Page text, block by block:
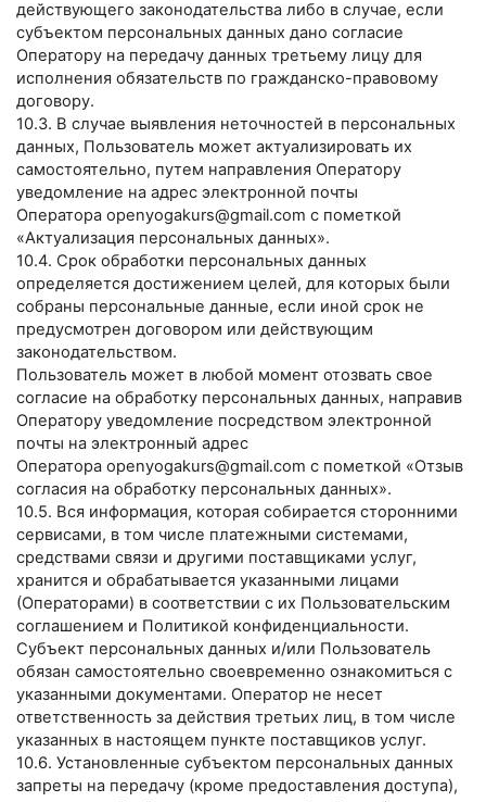
действующего законодательства либо в случае, если
субъектом персональных данных дано согласие
Оператору на передачу данных третьему лицу для
исполнения обязательств по гражданско-правовому
договору.
10.3. В случае выявления неточностей в персональных
данных, Пользователь может актуализировать их
самостоятельно, путем направления Оператору
уведомление на адрес электронной почты
Оператора openyogakurs@gmail.com с пометкой
«Актуализация персональных данных».
10.4. Срок обработки персональных данных
определяется достижением целей, для которых были
собраны персональные данные, если иной срок не
предусмотрен договором или действующим
законодательством.
Пользователь может в любой момент отозвать свое
согласие на обработку персональных данных, направив
Оператору уведомление посредством электронной
почты на электронный адрес
Оператора openyogakurs@gmail.com с пометкой «Отзыв
согласия на обработку персональных данных».
10.5. Вся информация, которая собирается сторонними
сервисами, в том числе платежными системами,
средствами связи и другими поставщиками услуг,
хранится и обрабатывается указанными лицами
(Операторами) в соответствии с их Пользовательским
соглашением и Политикой конфиденциальности.
Субъект персональных данных и/или Пользователь
обязан самостоятельно своевременно ознакомиться с
указанными документами. Оператор не несет
ответственность за действия третьих лиц, в том числе
указанных в настоящем пункте поставщиков услуг.
10.6. Установленные субъектом персональных данных
запреты на передачу (кроме предоставления доступа),